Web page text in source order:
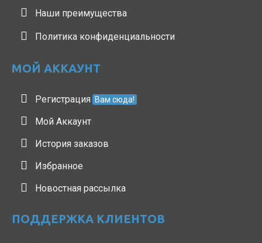
Наши преимущества
Политика конфиденциальности
МОЙ АККАУНТ
Регистрация Вам сюда!
Мой Аккаунт
История заказов
Избранное
Новостная рассылка
ПОДДЕРЖКА КЛИЕНТОВ